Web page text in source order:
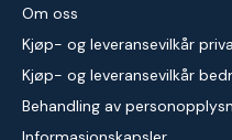
Om oss
Kjøp- og leveransevilkår
Kjøp- og leveransevilkår
Behandling av